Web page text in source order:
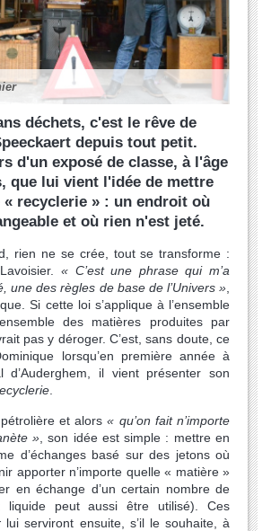
déchets, c'est le rêve de
depuis tout petit.
d'un exposé de classe, à l'âge
que lui vient l'idée de mettre
« recyclerie » : un endroit où
et où rien n'est jeté.
rien ne se crée, tout se transforme :
« C’est une phrase qui m’a
une des règles de base de l’Univers »
Si cette loi s’applique à l’ensemble
des matières produites par
pas y déroger. C’est, sans doute, ce
lorsqu’en première année à
d’Auderghem, il vient présenter son
et alors« qu’on fait n’importe
» , son idée est simple : mettre en
d’échanges basé sur des jetons où
apporter n’importe quelle « matière »
en échange d’un certain nombre de
liquide peut aussi être utilisé). Ces
lui serviront ensuite, s’il le souhaite, à